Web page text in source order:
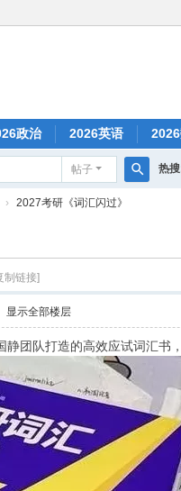
政治 2026英语
帖子 热
› 2027考研《词汇闪过》
制链接]
显示全部楼层
静团队打造的高效应试词汇书